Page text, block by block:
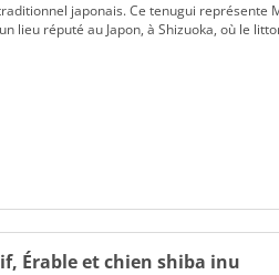
japonais. Ce tenugui représente
lieu réputé au Japon, à Shizuoka, où le
Érable et chien shiba inu